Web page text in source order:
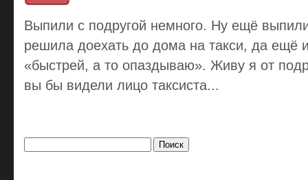
Выпили с подругой немного. Ну ещё
решила доехать до дома на такси, да ещё и
«быстрей, а то опаздываю». Живу я от
вы бы видели лицо таксиста...